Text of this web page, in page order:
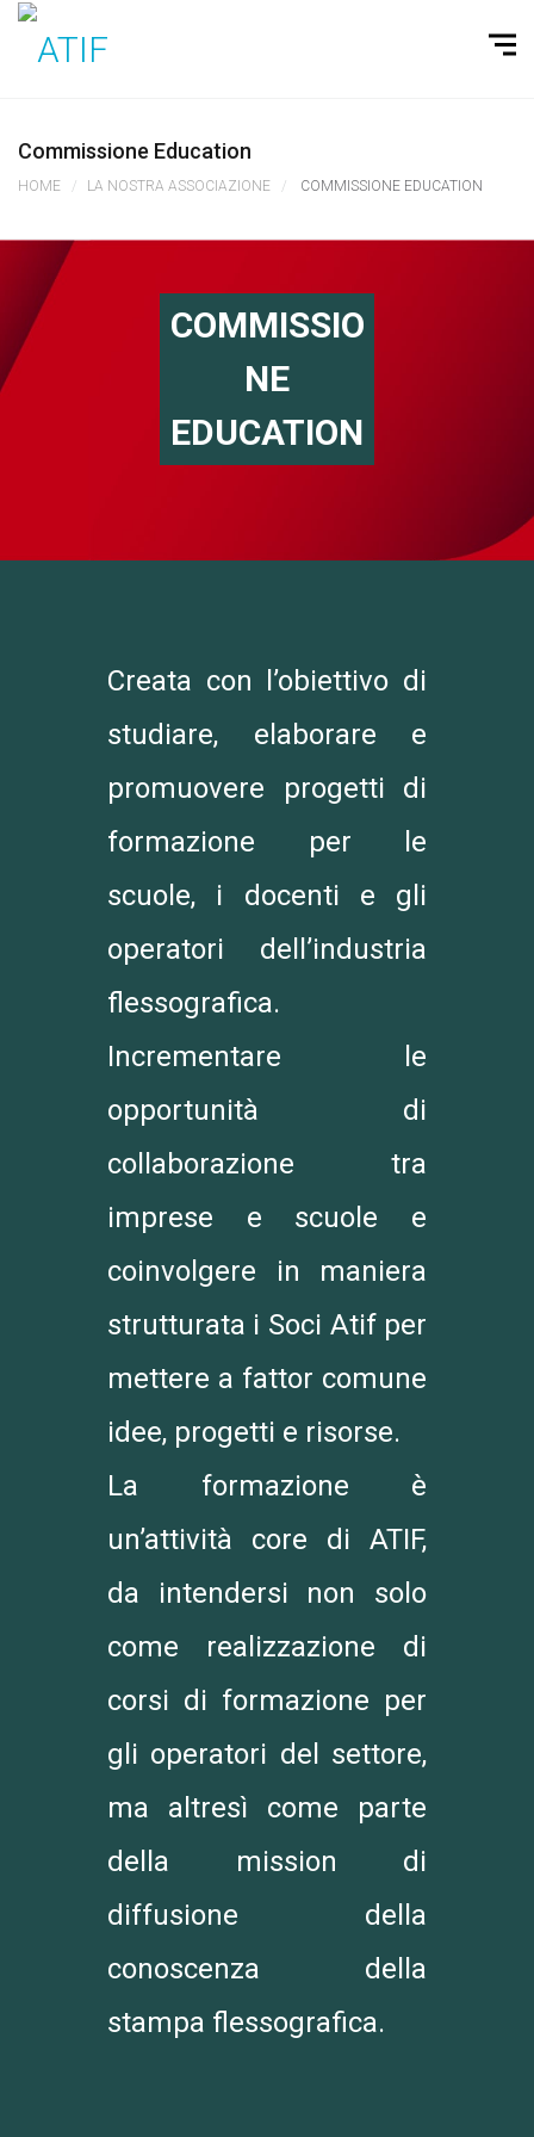
Commissione Education
HOME LA NOSTRA ASSOCIAZIONE COMMISSIONE EDUCATION
COMMISSIO
NE
EDUCATION
Creata con l’obiettivo di
studiare, elaborare e
promuovere progetti di
formazione per le
scuole, i docenti e gli
operatori dell’industria
flessografica.
Incrementare le
opportunità di
collaborazione tra
imprese e scuole e
coinvolgere in maniera
strutturata i Soci Atif per
mettere a fattor comune
idee, progetti e risorse.
La formazione è
un’attività core di ATIF,
da intendersi non solo
come realizzazione di
corsi di formazione per
gli operatori del settore,
ma altresì come parte
della mission di
diffusione della
conoscenza della
stampa flessografica.